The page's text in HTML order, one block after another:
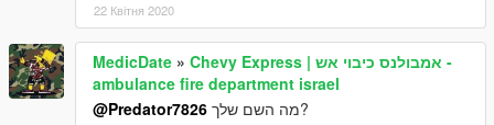
22 Квітня 2020
MedicDate » Chevy Express | אמבולנס כיבוי אש -
ambulance fire department israel
@Predator7826
מה השם שלך?